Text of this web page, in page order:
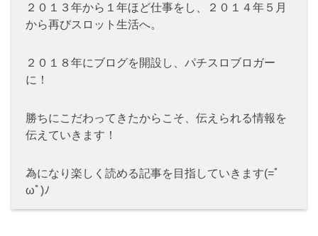
２０１３年から１年ほど仕事をし、２０１４年５月
から再びスロット生活へ。
２０１８年にブログを開設し、パチスロブロガー
に！
勝ちにこだわってきたからこそ、伝えられる情報を
伝えていきます！
為になり楽しく読める記事を目指していきます(=ﾟ
ωﾟ)ﾉ